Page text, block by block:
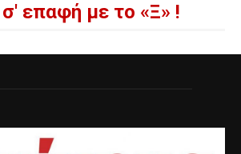
επαφή με το «Ξ» !